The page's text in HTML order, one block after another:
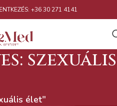
+36 30 271 4141
szexuális
élet"